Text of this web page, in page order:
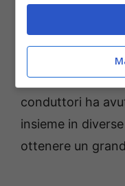
aggiungendo un
conversazione.
corso degli anni
conduttori ha
insieme in
ottenere un